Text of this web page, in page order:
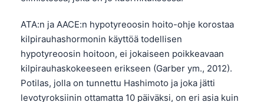
ATA:n ja AACE:n hypotyreoosin hoito-ohje korostaa
kilpirauhashormonin käyttöä todellisen
hypotyreoosin hoitoon, ei jokaiseen poikkeavaan
kilpirauhaskokeeseen erikseen (Garber ym., 2012).
Potilas, jolla on tunnettu Hashimoto ja joka jätti
levotyroksiinin ottamatta 10 päiväksi, on eri asia kuin
Português
Ελληνικά
Türkçe
Română